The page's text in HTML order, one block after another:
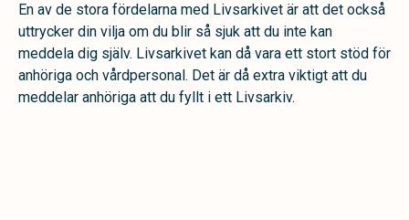
En av de stora fördelarna med Livsarkivet är att det också
uttrycker din vilja om du blir så sjuk att du inte kan
meddela dig själv. Livsarkivet kan då vara ett stort stöd för
anhöriga och vårdpersonal. Det är då extra viktigt att du
meddelar anhöriga att du fyllt i ett Livsarkiv.